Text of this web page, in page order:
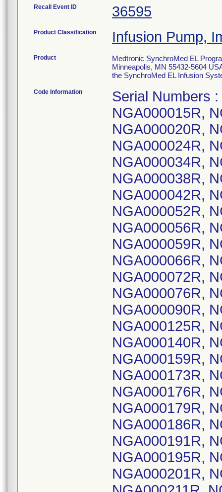
Recall Event ID 36595
Product Classification Infusion Pump,
Product
Medtronic SynchroMed EL
Minneapolis, MN 55432-5604
the SynchroMed EL Infusion
Code Information Serial Numbers : For recalls Z-0739-0746-2008; NGA000015R, NGA000017R, NGA000018R, NGA000020R, NGA000021R, NGA000022R, NGA000024R, NGA000025R, NGA000028R, NGA000034R, NGA000036R, NGA000037R, NGA000038R, NGA000040R, NGA000041R, NGA000042R, NGA000043R, NGA000051R, NGA000052R, NGA000053R, NGA000055R, NGA000056R, NGA000057R, NGA000058R, NGA000059R, NGA000061R, NGA000062R, NGA000066R, NGA000067R, NGA000071R, NGA000072R, NGA000074R, NGA000075R, NGA000076R, NGA000077R, NGA000078R, NGA000090R, NGA000100R, NGA000105R, NGA000125R, NGA000132R, NGA000136R, NGA000140R, NGA000144R, NGA000151R, NGA000159R, NGA000161R, NGA000161R, NGA000173R, NGA000174R, NGA000175R, NGA000176R, NGA000176R, NGA000177R, NGA000179R, NGA000180R, NGA000183R, NGA000186R, NGA000188R, NGA000190R, NGA000191R, NGA000192R, NGA000193R, NGA000195R, NGA000197R, NGA000199R, NGA000201R, NGA000202R, NGA000210R, NGA000211R, NGA000220R, NGA000221R, NGA000222R, NGA000223R, NGA000226R, NGA000234R, NGA000235R, NGA000237R, NGA000238R, NGA000241R, NGA000241R, NGA000246R, NGA000247R, NGA000249R, NGA000250R, NGA000254R, NGA000255R, NGA000257R, NGA000261R, NGA000263R, NGA000266R, NGA000267R, NGA000268R, NGA000269R, NGA000271R, NGA000272R, NGA000273R, NGA000275R, NGA000276R, NGA000277R, NGA000278R, NGA000279R, NGA000280R, NGA000281R, NGA000282R, NGA000293R, NGA000295R, NGA000296R, NGA000297R, NGA000298R, NGA000299R, NGA000300R, NGA000301R, NGA000302R, NGA000303R, NGA000304R, NGA000305R, NGA000306R, NGA000336R, NGA000338R, NGA000343R, NGA000344R, NGA000345R, NGA000346R, NGA000347R, NGA000348R, NGA000349R, NGA000351R, NGA000352R, NGA000357R, NGA000366R, NGA000372R, NGA000373R, NGB000008R, NGB000009R, NGB000011R, NGB000012R, NGB000013R, NGB000014R, NGB000015R, NGB000017R, NGB000018R, NGB000020R, NGB000021R, NGB000022R, NGB000023R, NGB000024R, NGB000025R, NGB000026R, NGB000027R, NGB000028R, NGB000029R, NGB000030R, NGB000031R, NGB000034R, NGB000035R, NGB000037R, NGB000038R, NGB000039R, NGB000040R, NGB000041R, NGB000042R, NGB000043R, NGB000044R, NGB000045R, NGB000046R, NGB000047R, NGB000048R, NGB000049R, NGB000050R, NGB000051R, NGB000052R, NGB000053R, NGB000054R, NGB000055R, NGB000056R, NGB000057R, NGB000058R, NGB000059R, NGB000060R, NGB000061R, NGB000062R, NGB000063R, NGB000064R, NGB000065R, NGB000066R, NGB000067R, NGB000068R, NGB000069R, NGB000072R, NGB000073R, NGB000074R, NGB000075R, NGB000076R, NGB000078R, NGB000079R, NGB000080R, NGB000081R, NGB000082R, NGB000083R, NGB000084R, NGB000085R, NGB000087R, NGB000088R, NGB000089R, NGB000090R, NGB000091R, NGB000093R, NGB000095R, NGB000096R, NGB000098R, NGB000099R, NGB000100R, NGB000102R, NGB000103R, NGB000105R, NGB000106R, NGB000107R, NGB000108R, NGB000110R, NGB000111R, NGB000113R, NGB000114R, NGB000115R, NGB000116R, NGB000117R, NGB000118R, NGB000119R, NGB000122R, NGB000123R, NGB000124R, NGB000125R, NGB000126R, NGB000127R, NGB000128R, NGB000129R, NGB000130R, NGB000131R, NGB000133R, NGB000134R, NGB000135R, NGB000136R, NGB000137R, NGB000138R, NGB000139R, NGB000140R, NGB000141R, NGB000142R, NGB000143R, NGB000144R, NGB000145R, NGB000146R, NGB000147R, NGB000148R, NGB000149R, NGB000150R, NGB000152R, NGB000153R, NGB000154R, NGB000157R, NGB000158R, NGB000159R, NGB000160R, NGB000161R, NGB000162R, NGB000163R, NGB000164R, NGB000165R, NGB000166R, NGB000167R, NGB000168R, NGB000169R, NGB000170R, NGB000171R, NGB000172R, NGB000173R, NGB000174R, NGB000175R, NGB000176R, NGB000191R, NGB000193R, NGB000195R,